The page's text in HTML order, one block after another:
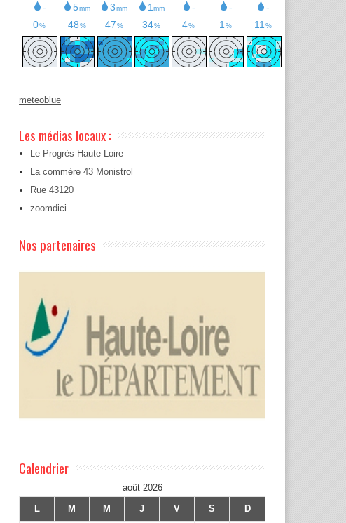
meteoblue
Les médias locaux :
Le Progrès Haute-Loire
La commère 43 Monistrol
Rue 43120
zoomdici
Nos partenaires
Calendrier
août 2026
L
M M J V S D